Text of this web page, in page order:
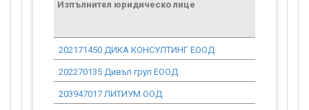
Изпълнител юридическо лице
202171450 ДИКА КОНСУЛТИНГ ЕООД
202270135 Дивъл груп ЕООД
203947017 ЛИТИУМ ООД